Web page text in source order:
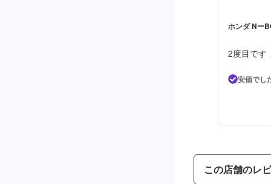
ホンダ Nー
2度目です
安価でし
この店舗のレ